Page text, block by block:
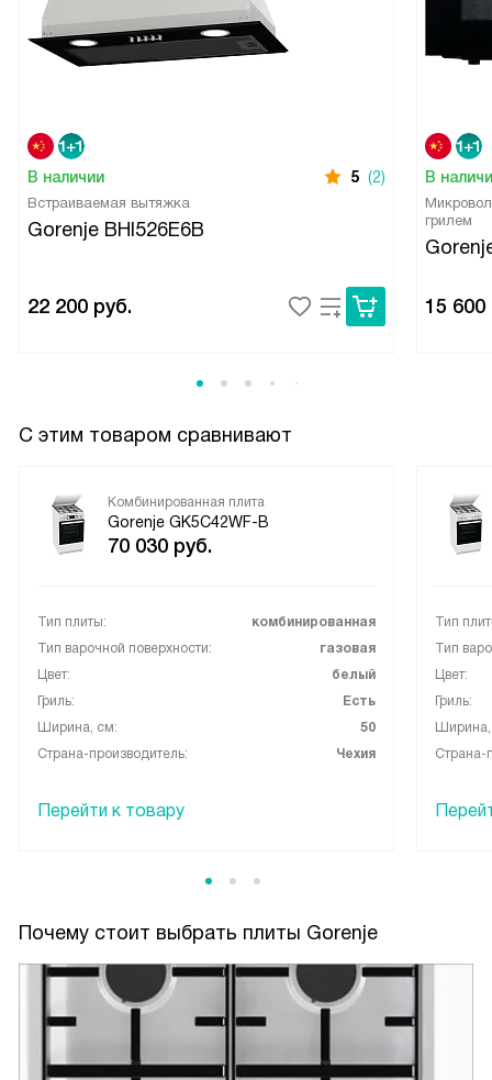
В наличии 5 (2)
Встраиваемая вытяжка
Gorenje BHI526E6B
22 200 руб.
В
грилем
15 600
С этим товаром сравнивают
Комбинированная плита
Gorenje GK5C42WF-B
70 030 руб.
Тип плиты:
комбинированная
Тип варочной поверхности:
газовая
Цвет:
белый
Гриль:
Есть
Ширина, см:
50
Страна-производитель:
Чехия
Перейти к товару
Тип
Тип
Цвет:
Гриль:
Страна-
Почему стоит выбрать плиты Gorenje